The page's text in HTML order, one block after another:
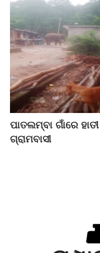
ପାତଲମ୍ବା ଗାଁରେ
ଗ୍ରାମବାସୀ